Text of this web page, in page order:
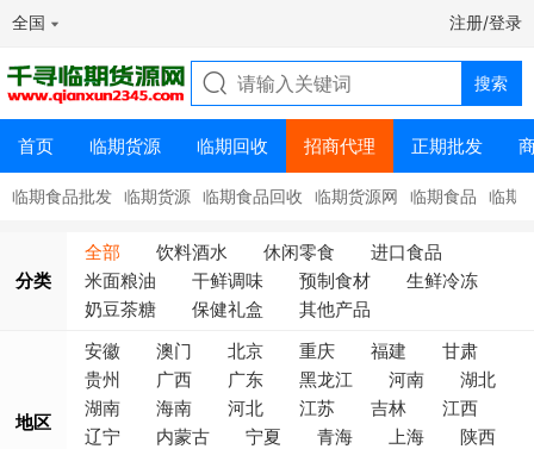
全国 注册/登录
首页 临期货源 临期回收 招商代理 正期批发
临期食品批发 临期货源 临期食品回收 临期货源网 临期食品 临期
分类
全部 饮料酒水 休闲零食
进口食品
米面粮油
干鲜调味 预制食材
生鲜冷冻
奶豆茶糖
保健礼盒 其他产品
地区
安徽 澳门 北京 重庆 福建
甘肃
贵州
广西 广东 黑龙江 河南
湖北
湖南
海南 河北 江苏 吉林
江西
辽宁
内蒙古 宁夏 青海 上海
陕西